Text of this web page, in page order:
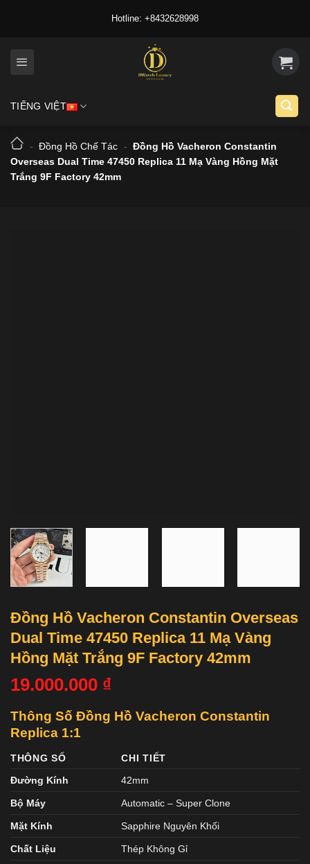
Hotline: +8432628998
TIẾNG VIỆT
- Đồng Hồ Chế Tác - Đồng Hồ Vacheron Constantin
Overseas Dual Time 47450 Replica 11 Mạ Vàng Hồng Mặt
Trắng 9F Factory 42mm
Đồng Hồ Vacheron Constantin Overseas
Dual Time 47450 Replica 11 Mạ Vàng
Hồng Mặt Trắng 9F Factory 42mm
19.000.000 ₫
Thông Số Đồng Hồ Vacheron Constantin
Replica 1:1
THÔNG SỐ
CHI TIẾT
Đường Kính
42mm
Bộ Máy Automatic – Super Clone
Mặt Kính Sapphire Nguyên Khối
Chất Liệu Thép Không Gỉ